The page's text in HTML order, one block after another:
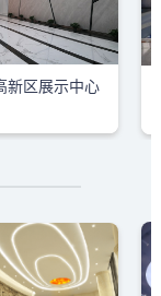
新区展示中心